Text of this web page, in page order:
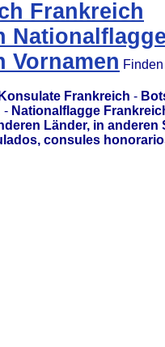
Frankreich
Nationalflagge
Vornamen
Konsulate Frankreich -
- Nationalflagge
Länder, in
consules